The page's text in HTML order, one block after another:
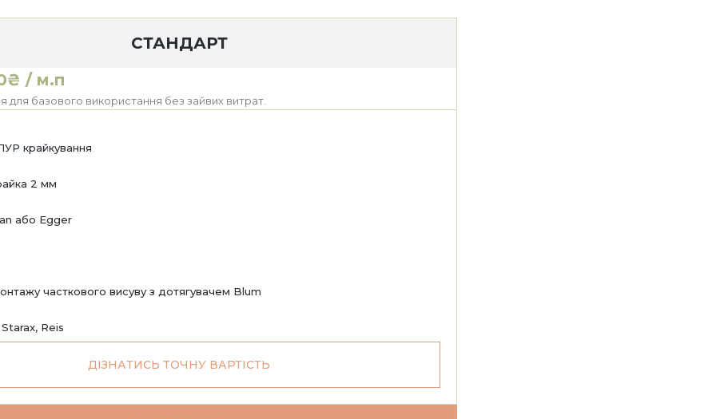
СТАНДАРТ
/ м.п
для базового використання без зайвих витрат.
крайкування
2 мм
або Egger
часткового висуву з дотягувачем Blum
Reis
ДІЗНАТИСЬ ТОЧНУ ВАРТІСТЬ